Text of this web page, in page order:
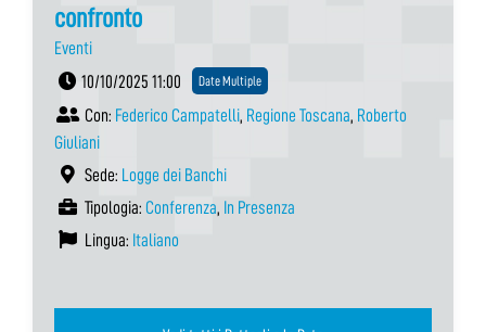
confronto
Eventi
10/10/2025 11:00
Date Multiple
Con: Federico Campatelli, Regione Toscana, Roberto
Giuliani
Sede: Logge dei Banchi
Tipologia: Conferenza, In Presenza
Lingua: Italiano